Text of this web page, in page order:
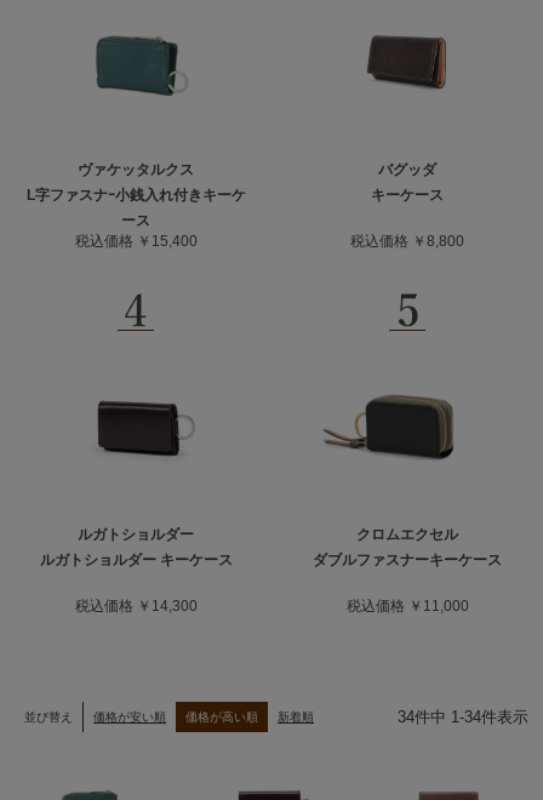
ヴァケッタルクス
L字ファスナｰ小銭入れ付きキーケ
ース
税込価格 ￥15,400
バグッダ
キーケース
税込価格 ￥8,800
ルガトショルダー
ルガトショルダー キーケース
税込価格 ￥14,300
クロムエクセル
ダブルファスナーキーケース
税込価格 ￥11,000
並び替え 価格が安い順 価格が高い順 新着順 34件中 1-34件表示